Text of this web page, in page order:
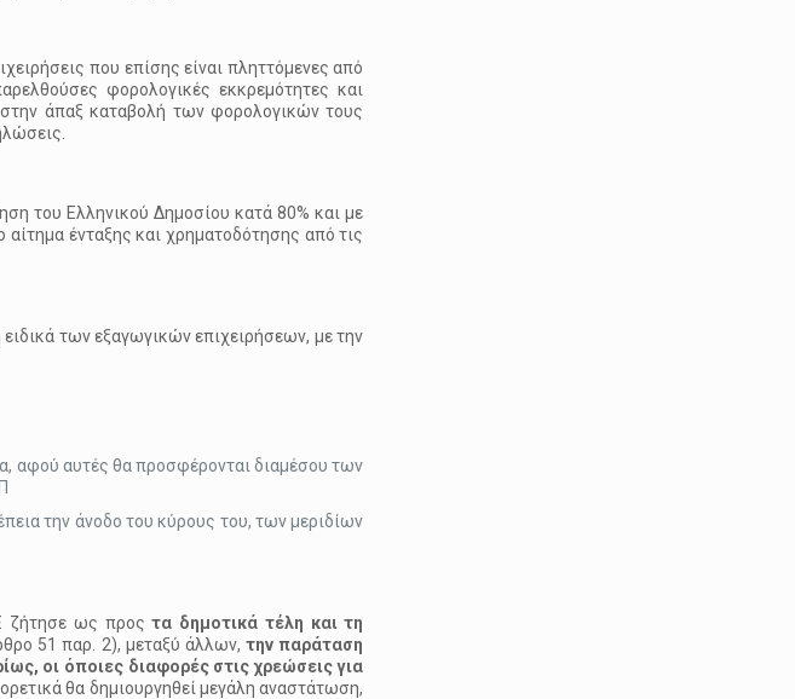
που επίσης είναι πληττόμενες από
φορολογικές εκκρεμότητες και
άπαξ καταβολή των φορολογικών τους
του Ελληνικού Δημοσίου κατά 80% και με
ένταξης και χρηματοδότησης από τις
των εξαγωγικών επιχειρήσεων, με την
αφού αυτές θα προσφέρονται διαμέσου των
την άνοδο του κύρους του, των μεριδίων
ζήτησε ως προςτα δημοτικά τέλη και τη
51 παρ. 2), μεταξύ άλλων,την παράταση
οι όποιες διαφορές στις χρεώσεις για
θα δημιουργηθεί μεγάλη αναστάτωση,